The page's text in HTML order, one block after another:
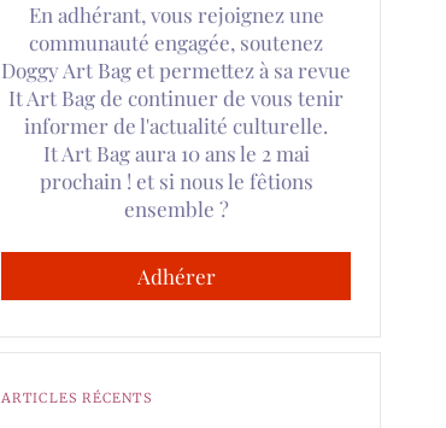
En adhérant, vous rejoignez une
communauté engagée, soutenez
Doggy Art Bag et permettez à sa revue
It Art Bag de continuer de vous tenir
informer de l'actualité culturelle.
It Art Bag aura 10 ans le 2 mai
prochain ! et si nous le fêtions
ensemble ?
Adhérer
ARTICLES RÉCENTS